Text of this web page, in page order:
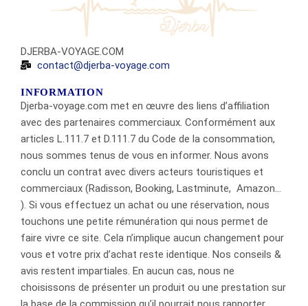
DJERBA-VOYAGE.COM
contact@djerba-voyage.com
INFORMATION
Djerba-voyage.com met en œuvre des liens d’affiliation
avec des partenaires commerciaux. Conformément aux
articles L.111.7 et D.111.7 du Code de la consommation,
nous sommes tenus de vous en informer. Nous avons
conclu un contrat avec divers acteurs touristiques et
commerciaux (Radisson, Booking, Lastminute, Amazon…
). Si vous effectuez un achat ou une réservation, nous
touchons une petite rémunération qui nous permet de
faire vivre ce site. Cela n’implique aucun changement pour
vous et votre prix d’achat reste identique. Nos conseils &
avis restent impartiales. En aucun cas, nous ne
choisissons de présenter un produit ou une prestation sur